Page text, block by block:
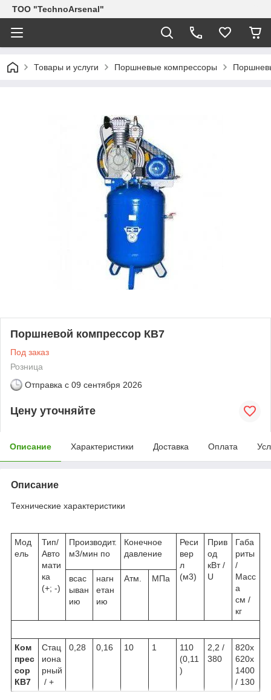
ТОО "TechnoArsenal"
Товары и услуги Поршневые компрессоры
Поршневой компрессор КВ7
Под заказ
Розница
Отправка с 09 сентября 2026
Цену уточняйте
Описание Характеристики Доставка Оплата
Описание
Технические характеристики
Мод
ель
Тип/
Авто
мати
ка
(+; -)
Производит.
м3/мин по
Конечное
давление
Реси
вер
л
(м3)
Прив
од
кВт /
U
Габа
риты
/
Масс
а
см /
кг
всас
ыван
ию
нагн
етан
ию
Атм. МПа
Ком
прес
сор
КВ7
Стац
иона
рный
/ +
0,28 0,16 10 1
110
(0,11
)
2,2 /
380
820х
620х
1400
/ 130